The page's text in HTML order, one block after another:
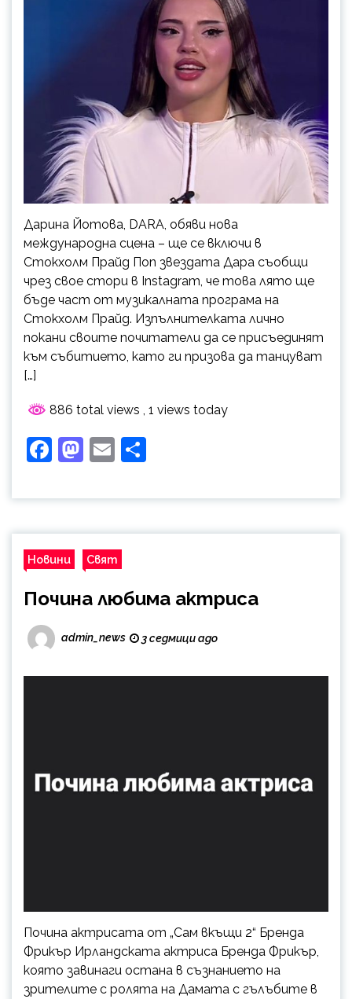
Дарина Йотова, DARA, обяви нова
международна сцена – ще се включи в
Стокхолм Прайд Поп звездата Дара съобщи
чрез свое стори в Instagram, че това лято ще
бъде част от музикалната програма на
Стокхолм Прайд. Изпълнителката лично
покани своите почитатели да се присъединят
към събитието, като ги призова да танцуват
[…]
886 total views , 1 views today
Facebook
Mastodon
Email
Новини Свят
Почина любима актриса
admin_news 3 седмици ago
Почина актрисата от „Сам вкъщи 2“ Бренда
Фрикър Ирландската актриса Бренда Фрикър,
която завинаги остана в съзнанието на
зрителите с ролята на Дамата с гълъбите в